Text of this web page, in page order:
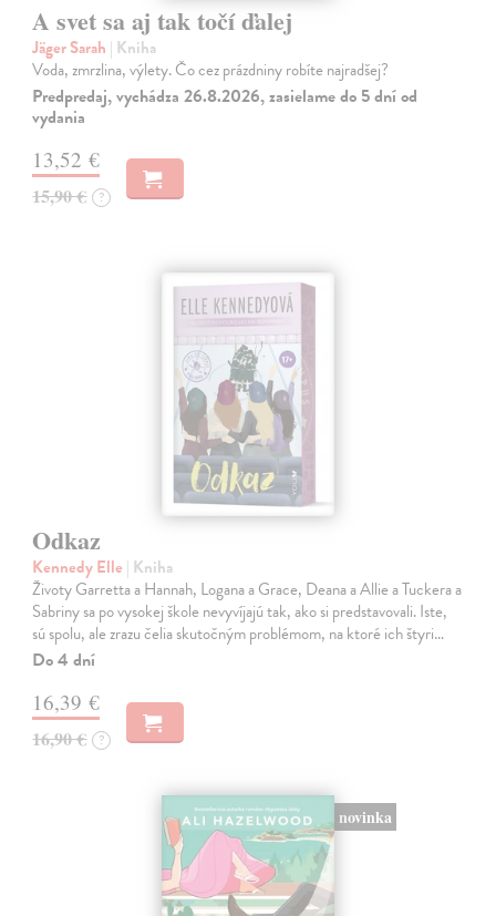
A svet sa aj tak točí ďalej
Jäger Sarah | Kniha
Voda, zmrzlina, výlety. Čo cez prázdniny robíte najradšej?
Predpredaj, vychádza 26.8.2026, zasielame do 5 dní od
vydania
13,52 €
15,90 € ?
Odkaz
Kennedy Elle | Kniha
Životy Garretta a Hannah, Logana a Grace, Deana a Allie a Tuckera a
Sabriny sa po vysokej škole nevyvíjajú tak, ako si predstavovali. Iste,
sú spolu, ale zrazu čelia skutočným problémom, na ktoré ich štyri…
Do 4 dní
16,39 €
16,90 € ?
novinka